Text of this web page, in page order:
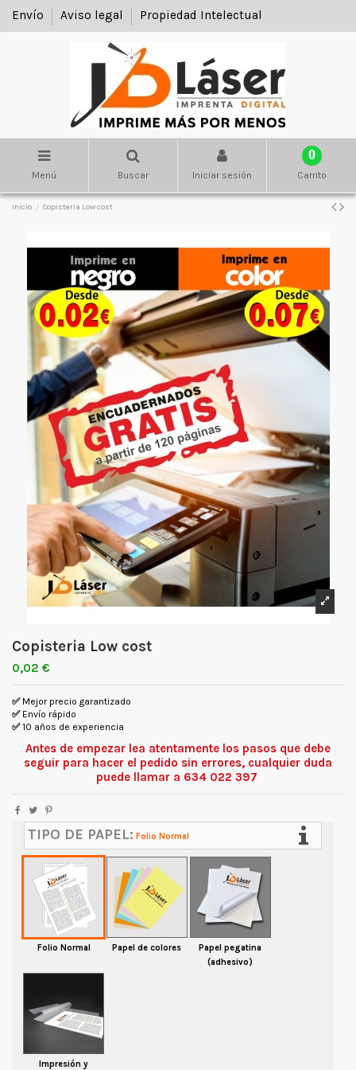
Envío Aviso legal Propiedad Intelectual
Menú Buscar Iniciar sesión
0
Carrito
Inicio Copisteria Low cost
Copisteria Low cost
0,02 €
✅ Mejor precio garantizado
✅ Envío rápido
✅10 años de experiencia
Antes de empezar lea atentamente los pasos que debe
seguir para hacer el pedido sin errores, cualquier duda
puede llamar a 634 022 397
TIPO DE PAPEL: Folio Normal
Folio Normal Papel de colores
Papel pegatina
(adhesivo)
Impresión y